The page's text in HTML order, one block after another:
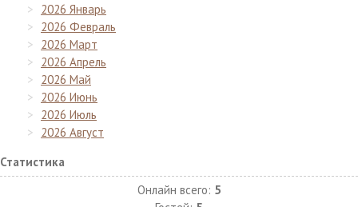
2026 Январь
2026 Февраль
2026 Март
2026 Апрель
2026 Май
2026 Июнь
2026 Июль
2026 Август
Статистика
Онлайн всего: 5